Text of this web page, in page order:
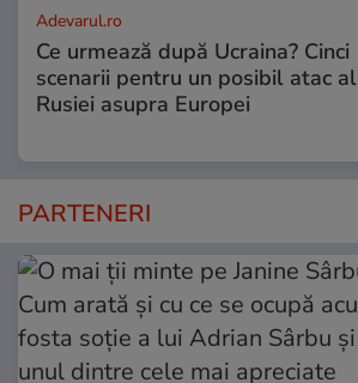
Adevarul.ro
Ce urmează după Ucraina? Cinci
scenarii pentru un posibil atac al
Rusiei asupra Europei
PARTENERI